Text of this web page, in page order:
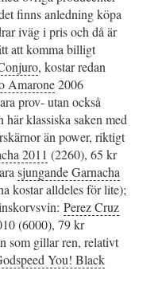
finns anledning köpa
iväg i pris och då är
att komma billigt
, kostar redan
Amarone2006
prov- utan också
klassiska saken med
än power, riktigt
2011 (2260), 65 kr
sjungande Garnacha
kostar alldeles för lite);
Perez Cruz
(6000), 79 kr
som gillar ren, relativt
You! Black